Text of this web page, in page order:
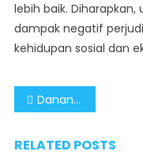
lebih baik.
dampak negatif
kehidupan sosial dan
Post
Danantara Diharapkan Mampu Jadi Kekuatan Baru Ekonomi Indonesia
RELATED POSTS